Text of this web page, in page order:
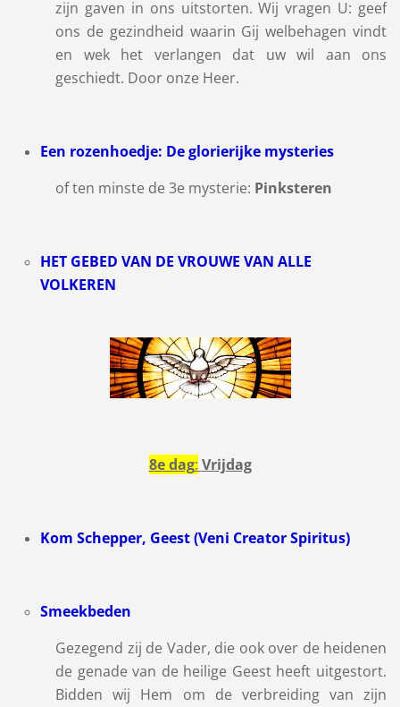
zijn gaven in ons uitstorten. Wij vragen U: geef
ons de gezindheid waarin Gij welbehagen vindt
en wek het verlangen dat uw wil aan ons
geschiedt. Door onze Heer.
Een rozenhoedje: De glorierijke mysteries
of ten minste de 3e mysterie: Pinksteren
HET GEBED VAN DE VROUWE VAN ALLE
VOLKEREN
8e dag: Vrijdag
Kom Schepper, Geest (Veni Creator Spiritus)
Smeekbeden
Gezegend zij de Vader, die ook over de heidenen
de genade van de heilige Geest heeft uitgestort.
Bidden wij Hem om de verbreiding van zijn